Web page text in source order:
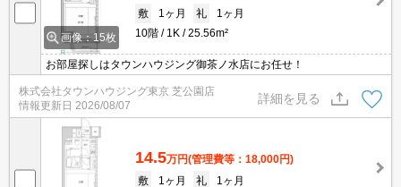
画像：15枚
敷
1ヶ月 礼
1ヶ月
10階
1K 25.56m²
お部屋探しはタウンハウジング御茶ノ水店にお任せ！
株式会社タウンハウジング東京 芝公園店
情報更新日 2026/08/07
詳細を見る
14.5万円(管理費等：18,000円)
敷
1ヶ月 礼
1ヶ月